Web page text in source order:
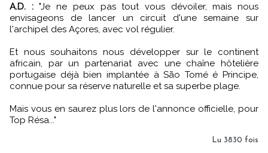
A.D. :"Je ne peux pas tout vous dévoiler, mais nous
envisageons de lancer un circuit d'une semaine sur
l'archipel des Açores, avec vol régulier.
Et nous souhaitons nous développer sur le continent
africain, par un partenariat avec une chaîne hôtelière
portugaise déjà bien implantée à São Tomé é Principe,
connue pour sa réserve naturelle et sa superbe plage.
Mais vous en saurez plus lors de l'annonce officielle, pour
Top Résa..."
Lu 3830 fois